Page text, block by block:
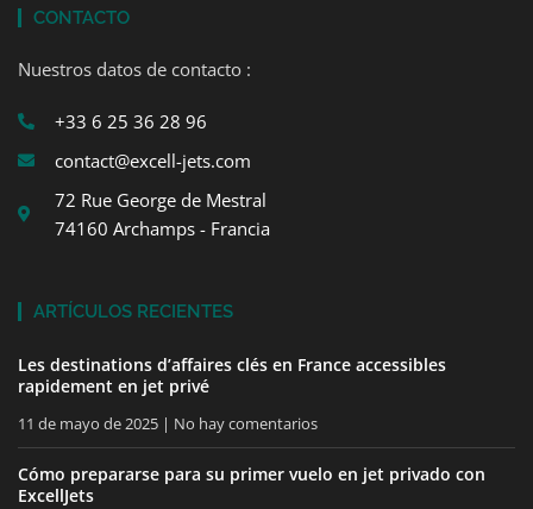
CONTACTO
Nuestros datos de contacto :
+33 6 25 36 28 96
contact@excell-jets.com
72 Rue George de Mestral
74160 Archamps - Francia
ARTÍCULOS RECIENTES
Les destinations d’affaires clés en France accessibles
rapidement en jet privé
11 de mayo de 2025 No hay comentarios
Cómo prepararse para su primer vuelo en jet privado con
ExcellJets